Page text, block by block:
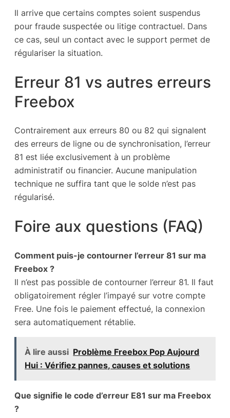
Il arrive que certains comptes soient suspendus
pour fraude suspectée ou litige contractuel. Dans
ce cas, seul un contact avec le support permet de
régulariser la situation.
Erreur 81 vs autres erreurs
Freebox
Contrairement aux erreurs 80 ou 82 qui signalent
des erreurs de ligne ou de synchronisation, l’erreur
81 est liée exclusivement à un problème
administratif ou financier. Aucune manipulation
technique ne suffira tant que le solde n’est pas
régularisé.
Foire aux questions (FAQ)
Comment puis-je contourner l’erreur 81 sur ma
Freebox ?
Il n’est pas possible de contourner l’erreur 81. Il faut
obligatoirement régler l’impayé sur votre compte
Free. Une fois le paiement effectué, la connexion
sera automatiquement rétablie.
À lire aussi Problème Freebox Pop Aujourd
Hui : Vérifiez pannes, causes et solutions
Que signifie le code d’erreur E81 sur ma Freebox
?